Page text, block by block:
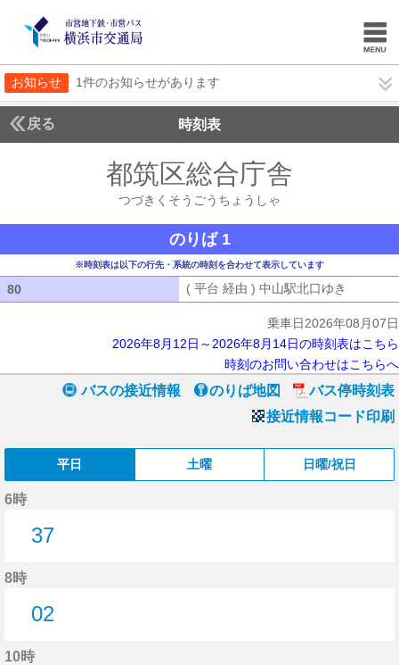
お知らせ 1件のお知らせがあります
戻る 時刻表
都筑区総合庁舎
つづきくそうごうちょうしゃ
のりば 1
※時刻表は以下の行先・系統の時刻を合わせて表示しています
80 ( 平台 経由 ) 中山駅北口ゆき
乗車日2026年08月07日
2026年8月12日～2026年8月14日の時刻表はこちら
時刻のお問い合わせはこちらへ
バスの接近情報 のりば地図
バス停時刻表
接近情報コード印刷
平日 土曜 日曜/祝日
6時
37
8時
02
10時